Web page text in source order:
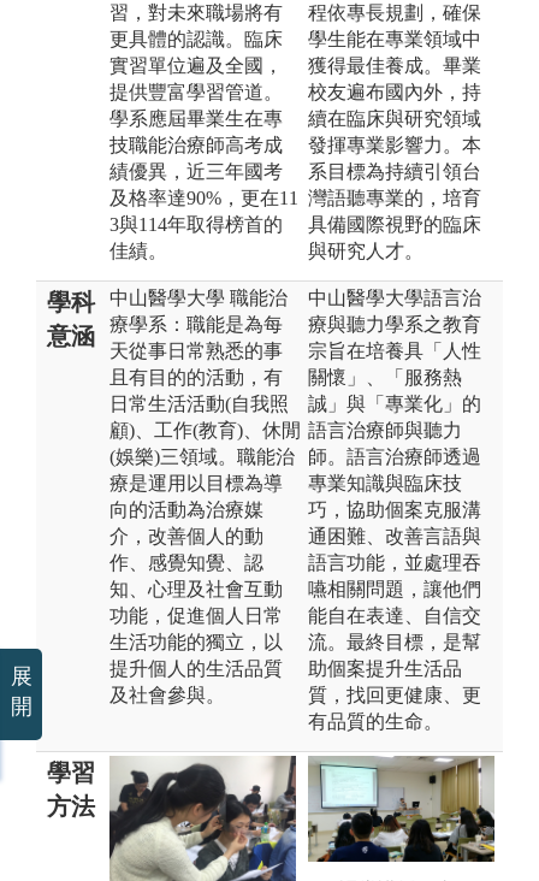
習，對未來職場將有
更具體的認識。臨床
實習單位遍及全國，
提供豐富學習管道。
學系應屆畢業生在專
技職能治療師高考成
績優異，近三年國考
及格率達90%，更在11
3與114年取得榜首的
佳績。
程依專長規劃，確保
學生能在專業領域中
獲得最佳養成。畢業
校友遍布國內外，持
續在臨床與研究領域
發揮專業影響力。本
系目標為持續引領台
灣語聽專業的，培育
具備國際視野的臨床
與研究人才。
學科
意涵
中山醫學大學 職能治
療學系：職能是為每
天從事日常熟悉的事
且有目的的活動，有
日常生活活動(自我照
顧)、工作(教育)、休閒
(娛樂)三領域。職能治
療是運用以目標為導
向的活動為治療媒
介，改善個人的動
作、感覺知覺、認
知、心理及社會互動
功能，促進個人日常
生活功能的獨立，以
提升個人的生活品質
及社會參與。
中山醫學大學語言治
療與聽力學系之教育
宗旨在培養具「人性
關懷」、「服務熱
誠」與「專業化」的
語言治療師與聽力
師。語言治療師透過
專業知識與臨床技
巧，協助個案克服溝
通困難、改善言語與
語言功能，並處理吞
嚥相關問題，讓他們
能自在表達、自信交
流。最終目標，是幫
助個案提升生活品
質，找回更健康、更
有品質的生命。
學習
方法
展
開